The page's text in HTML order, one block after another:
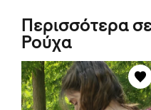
Περισσότερα
Ρούχα